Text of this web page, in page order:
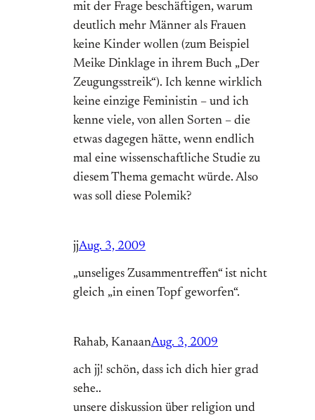
mit der Frage beschäftigen, warum
deutlich mehr Männer als Frauen
keine Kinder wollen (zum Beispiel
Meike Dinklage in ihrem Buch „Der
Zeugungsstreik“). Ich kenne wirklich
keine einzige Feministin – und ich
kenne viele, von allen Sorten – die
etwas dagegen hätte, wenn endlich
mal eine wissenschaftliche Studie zu
diesem Thema gemacht würde. Also
was soll diese Polemik?
jjAug. 3, 2009
„unseliges Zusammentreffen“ ist nicht
gleich „in einen Topf geworfen“.
Rahab, KanaanAug. 3, 2009
ach jj! schön, dass ich dich hier grad
sehe..
unsere diskussion über religion und